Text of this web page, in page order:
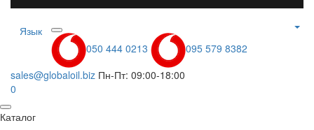
Язык
050 444 0213
095 579 8382
sales@globaloil.biz Пн-Пт: 09:00-18:00
0
Каталог